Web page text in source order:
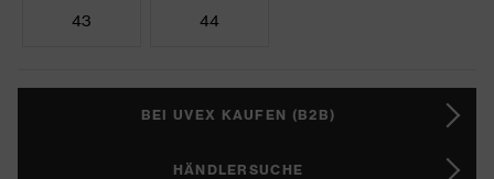
43 44
BEI UVEX KAUFEN (B2B)
HÄNDLERSUCHE